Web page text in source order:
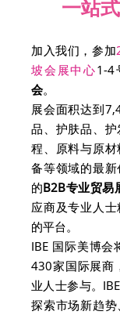
一站
加入我们，参加
坡会展中心1-4
会。
展会面积达到
品、护肤品、
程、原料与原
备等领域的最
的B2B专业贸易
应商及专业人
的平台。
IBE 国际美博
430家国际展商
业人士参与。
探索市场新趋